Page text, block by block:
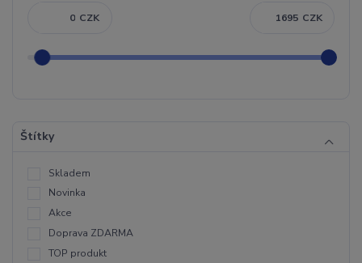
CZK CZK
Štítky
Skladem
Novinka
Akce
Doprava ZDARMA
TOP produkt